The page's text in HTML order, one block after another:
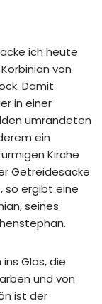
ich heute
von
Damit
in einer
umrandeten
ein
Kirche
Getreidesäcke
so ergibt eine
seines
Glas, die
und von
ist der